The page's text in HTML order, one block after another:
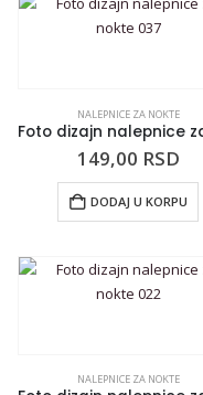
NALEPNICE ZA NOKTE
149,00 RSD
DODAJ U KORPU
NALEPNICE ZA NOKTE